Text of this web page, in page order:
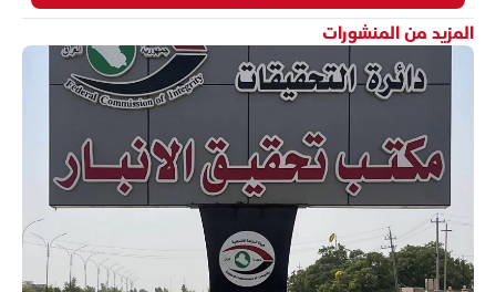
المزيد من المنشورات